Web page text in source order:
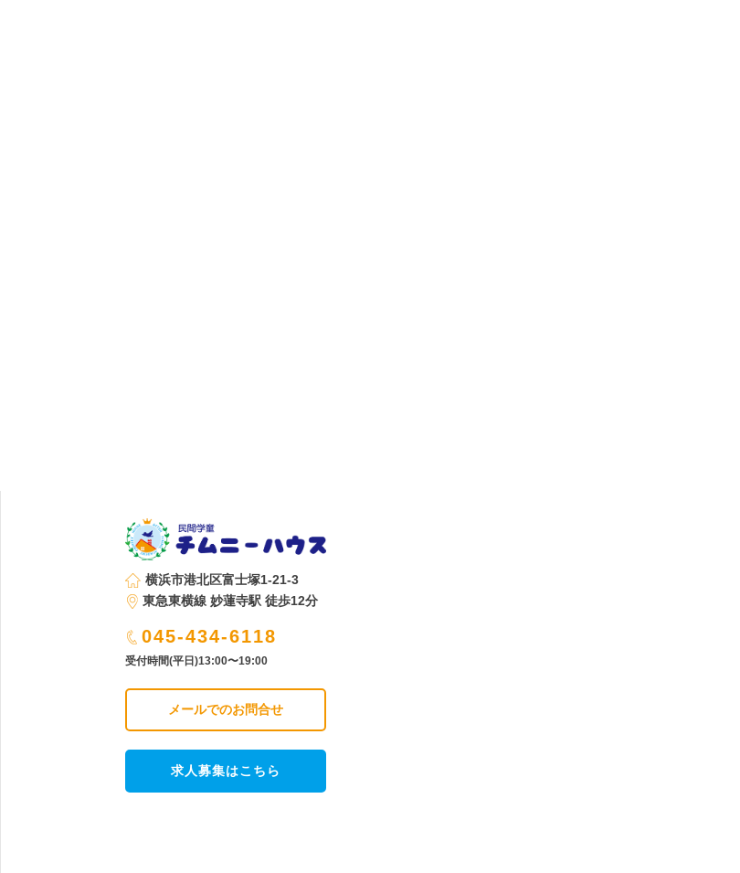
横浜市港北区富士塚1-21-3
東急東横線 妙蓮寺駅 徒歩12分
045-434-6118
受付時間(平日)13:00〜19:00
メールでのお問合せ
求人募集はこちら